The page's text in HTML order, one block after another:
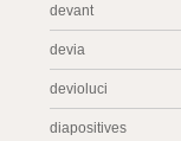
devant
devia
devioluci
diapositives